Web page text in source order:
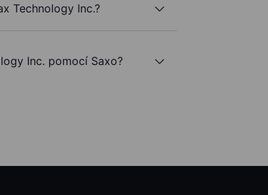
Technology Inc.?
Inc. pomocí Saxo?